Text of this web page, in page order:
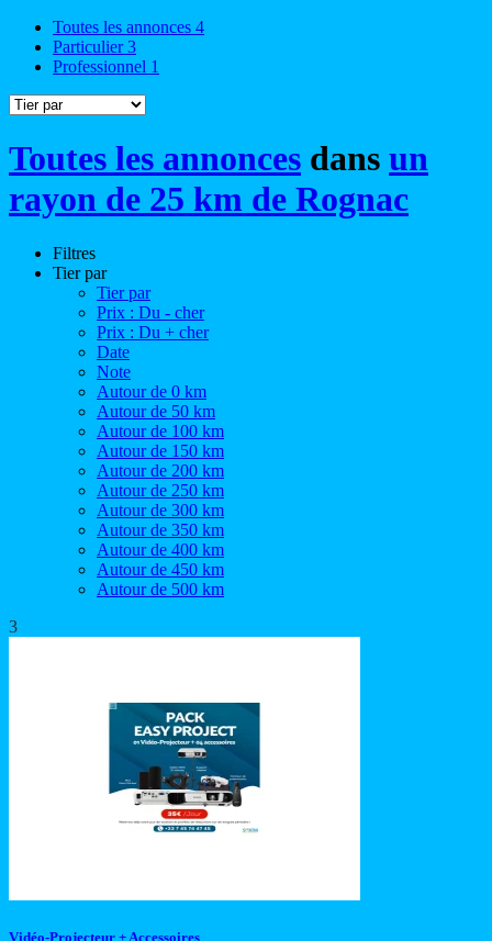
Toutes les annonces 4
Particulier3
Professionnel 1
Toutes les annonces dans un
rayon de 25 km de Rognac
Filtres
Tier par
Tier par
Prix : Du - cher
Prix : Du + cher
Date
Note
Autour de 0 km
Autour de 50 km
Autour de 100 km
Autour de 150 km
Autour de 200 km
Autour de 250 km
Autour de 300 km
Autour de 350 km
Autour de 400 km
Autour de 450 km
Autour de 500 km
3
Vidéo-Projecteur + Accessoires